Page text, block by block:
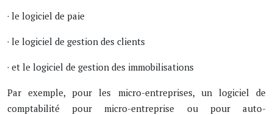
· le logiciel de paie
· le logiciel de gestion des clients
· et le logiciel de gestion des immobilisations
Par exemple, pour les micro-entreprises, un logiciel de
comptabilité pour micro-entreprise ou pour auto-